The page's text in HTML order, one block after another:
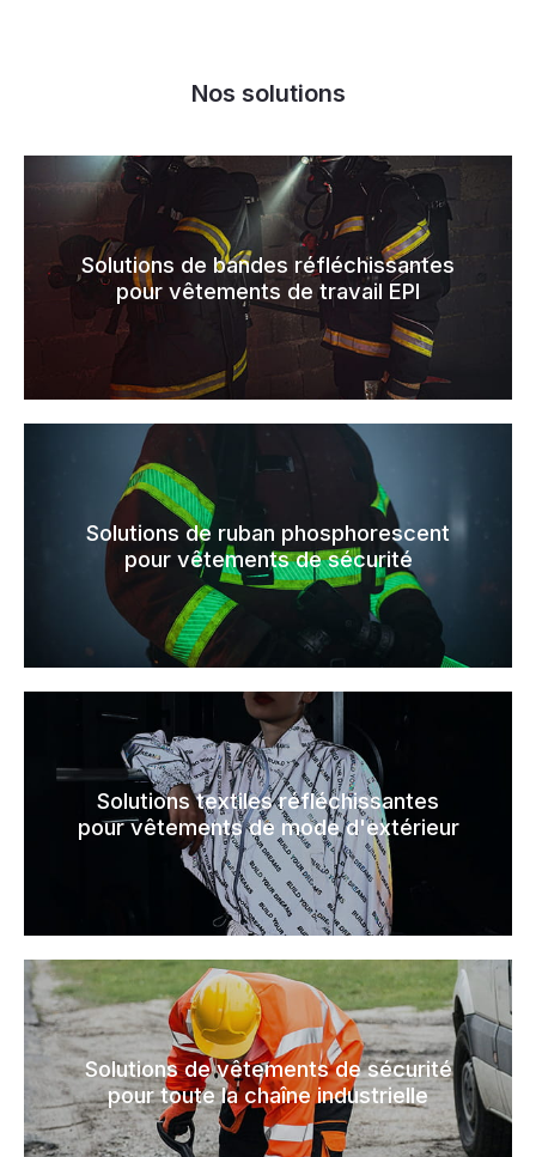
Nos solutions
Solutions de bandes réfléchissantes
pour vêtements de travail EPI
Solutions de ruban phosphorescent
pour vêtements de sécurité
Solutions textiles réfléchissantes
pour vêtements de mode d'extérieur
Solutions de vêtements de sécurité
pour toute la chaîne industrielle